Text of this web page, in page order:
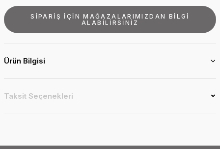
SİPARİŞ İÇİN MAĞAZALARIMIZDAN BİLGİ
ALABİLİRSİNİZ
Ürün Bilgisi
Taksit Seçenekleri